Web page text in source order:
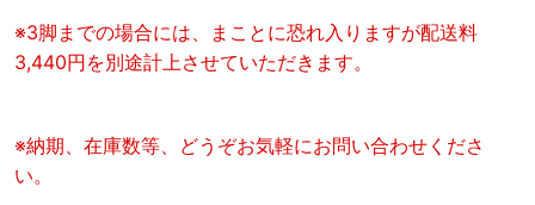
※3脚までの場合には、まことに恐れ入りますが配送料
3,440円を別途計上させていただきます。
※納期、在庫数等、どうぞお気軽にお問い合わせくださ
い。